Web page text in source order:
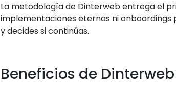
La metodología de Dinterweb entrega el
implementaciones eternas ni onboardings
y decides si continúas.
Beneficios de Dinterweb